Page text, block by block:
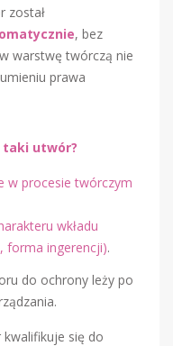
został
, bez
warstwę twórczą nie
prawa
taki utwór?
w procesie twórczym
wkładu
forma ingerencji).
do ochrony leży po
się do